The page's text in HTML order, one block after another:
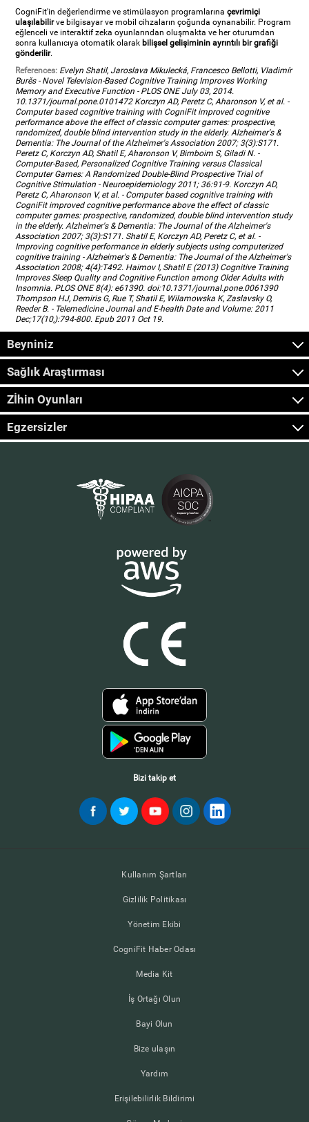
CogniFit'in değerlendirme ve stimülasyon programlarınaçevrimiçi
ulaşılabilirve bilgisayar ve mobil cihzaların çoğunda oynanabilir. Program
eğlenceli ve interaktif zeka oyunlarından oluşmakta ve her oturumdan
sonra kullanıcıya otomatik olarak bilişsel gelişiminin ayrıntılı bir grafiği
gönderilir.
References: Evelyn Shatil, Jaroslava Mikulecká, Francesco Bellotti, Vladimír
Burěs - Novel Television-Based Cognitive Training Improves Working
Memory and Executive Function - PLOS ONE July 03, 2014.
10.1371/journal.pone.0101472 Korczyn AD, Peretz C, Aharonson V, et al. -
Computer based cognitive training with CogniFit improved cognitive
performance above the effect of classic computer games: prospective,
randomized, double blind intervention study in the elderly. Alzheimer's &
Dementia: The Journal of the Alzheimer's Association 2007; 3(3):S171.
Peretz C, Korczyn AD, Shatil E, Aharonson V, Birnboim S, Giladi N. -
Computer-Based, Personalized Cognitive Training versus Classical
Computer Games: A Randomized Double-Blind Prospective Trial of
Cognitive Stimulation - Neuroepidemiology 2011; 36:91-9. Korczyn AD,
Peretz C, Aharonson V, et al. - Computer based cognitive training with
CogniFit improved cognitive performance above the effect of classic
computer games: prospective, randomized, double blind intervention study
in the elderly. Alzheimer's & Dementia: The Journal of the Alzheimer's
Association 2007; 3(3):S171. Shatil E, Korczyn AD, Peretz C, et al. -
Improving cognitive performance in elderly subjects using computerized
cognitive training - Alzheimer's & Dementia: The Journal of the Alzheimer's
Association 2008; 4(4):T492. Haimov I, Shatil E (2013) Cognitive Training
Improves Sleep Quality and Cognitive Function among Older Adults with
Insomnia. PLOS ONE 8(4): e61390. doi:10.1371/journal.pone.0061390
Thompson HJ, Demiris G, Rue T, Shatil E, Wilamowska K, Zaslavsky O,
Reeder B. - Telemedicine Journal and E-health Date and Volume: 2011
Dec;17(10,):794-800. Epub 2011 Oct 19.
Beyniniz
Sağlık Araştırması
Zİhin Oyunları
Egzersizler
Bizi takip et
Kullanım Şartları
Gizlilik Politikası
Yönetim Ekibi
CogniFit Haber Odası
Media Kit
İş Ortağı Olun
Bayi Olun
Bize ulaşın
Yardım
Erişilebilirlik Bildirimi